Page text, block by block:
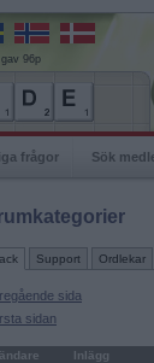
96p
frågor Sök
Support Ordlekar
sida
sidan
Inlägg